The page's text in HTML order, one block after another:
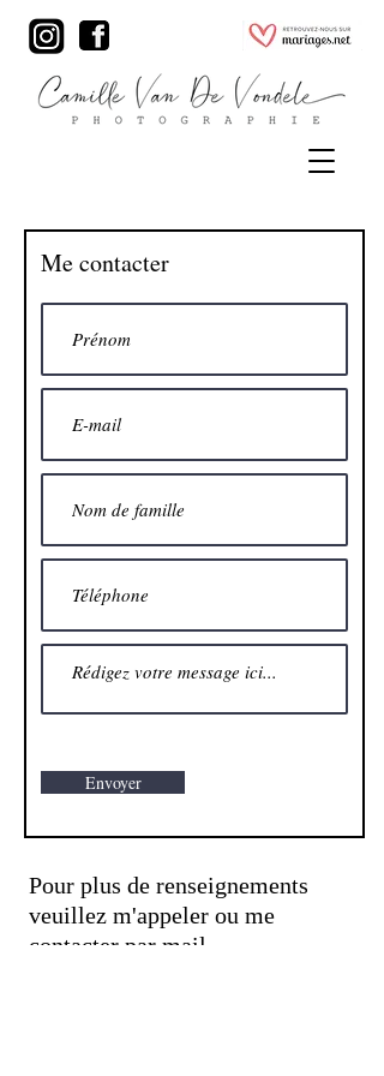
Me contacter
Envoyer
Pour plus de renseignements
veuillez m'appeler ou me
contacter par mail.